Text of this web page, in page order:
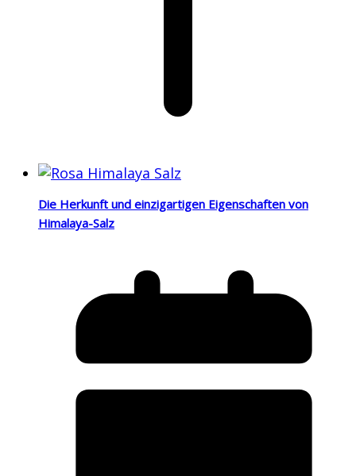
Die Herkunft und einzigartigen Eigenschaften von
Himalaya-Salz